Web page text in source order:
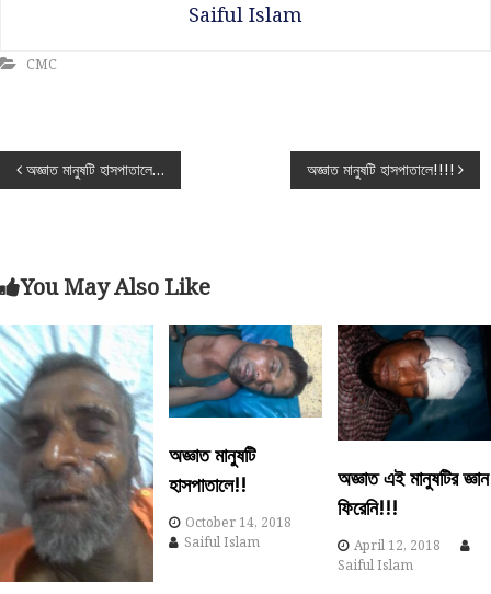
Saiful Islam
CMC
P
s
t
n
a
v
i
g
অজ্ঞাত মানুষটি হাসপাতালে… অজ্ঞাত মানুষটি হাসপাতালে!!!!
You May Also Like
অজ্ঞাত মানুষটি
হাসপাতালে!!
October 14, 2018
Saiful Islam
অজ্ঞাত এই মানুষটির জ্ঞান
ফিরেনি!!!
April 12, 2018
Saiful Islam